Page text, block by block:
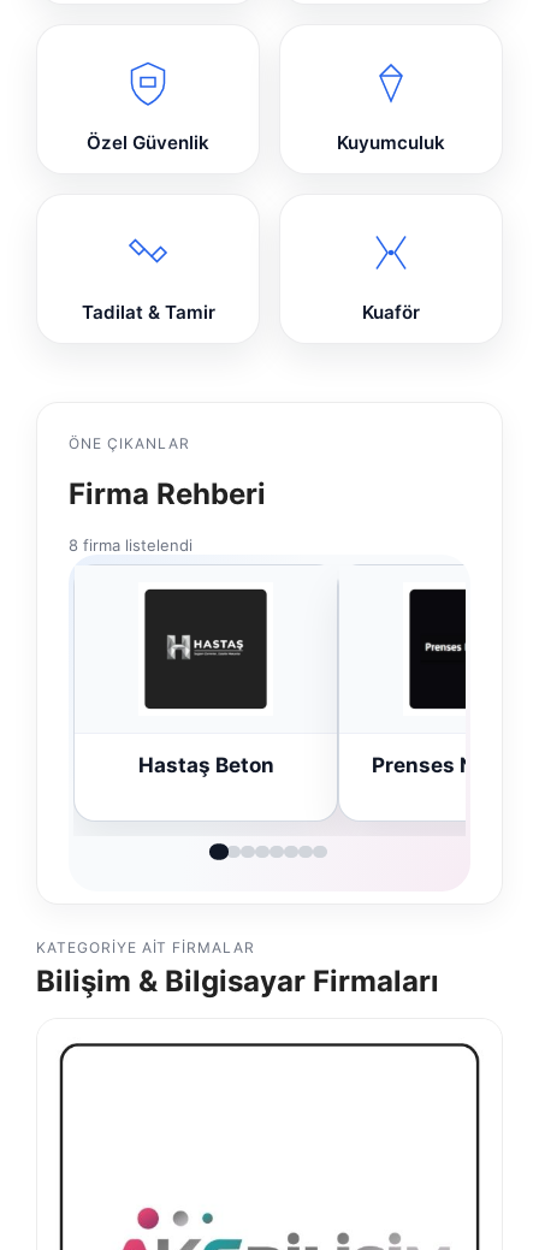
Özel Güvenlik Kuyumculuk
Tadilat & Tamir Kuaför
ÖNE ÇIKANLAR
Firma Rehberi
8 firma listelendi
Prenses Night Club
Enes
KATEGORIYE AIT FIRMALAR
Bilişim & Bilgisayar Firmaları